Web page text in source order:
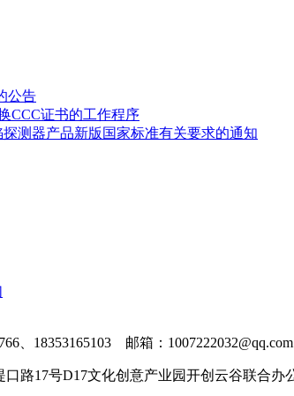
公告
CCC证书的工作程序
测器产品新版国家标准有关要求的通知
、18353165103 邮箱：1007222032@qq.com
路17号D17文化创意产业园开创云谷联合办